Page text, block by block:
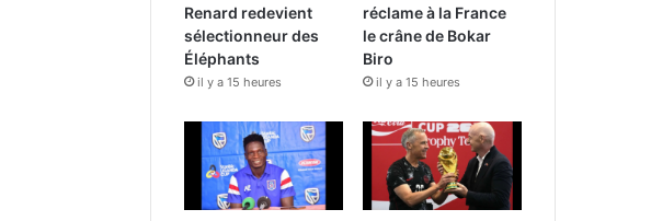
Renard redevient
sélectionneur des
Éléphants
il y a 15 heures
réclame à la France
le crâne de Bokar
Biro
il y a 15 heures